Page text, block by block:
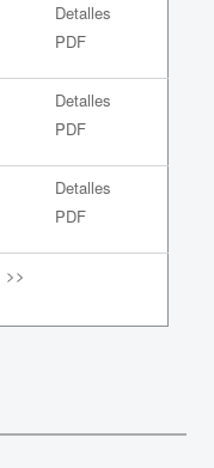
Detalles
PDF
Detalles
PDF
Detalles
PDF
>>